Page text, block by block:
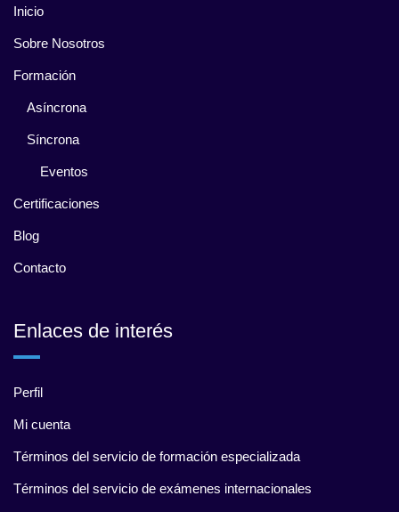
Inicio
Sobre Nosotros
Formación
Asíncrona
Síncrona
Eventos
Certificaciones
Blog
Contacto
Enlaces de interés
Perfil
Mi cuenta
Términos del servicio de formación especializada
Términos del servicio de exámenes internacionales